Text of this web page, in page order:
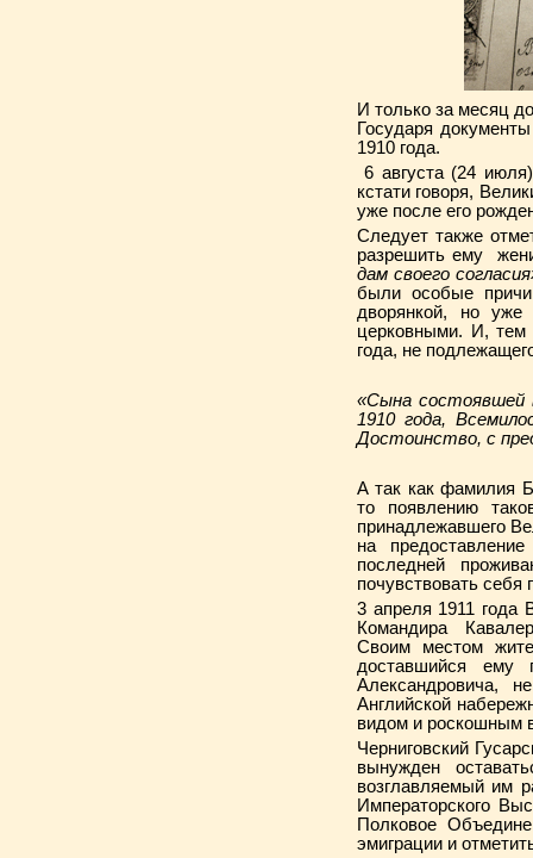
И только за месяц
Государя
1910 года.
6 августа (24
кстати говоря,
уже после его
Следует также
разрешить ему
дам своего
были особые
дворянкой, но
церковными. И, тем
года, не
«Сына состоявшей
1910 года,
Достоинство, с
А так как фамилия
то появлению
принадлежавшего
на
последней
почувствовать себя
3 апреля 1911 года
Командира
Своим местом
доставшийся ему
Александровича,
Английской
видом и роскошным
Черниговский
вынужден
возглавляемый им
Императорского
Полковое
эмиграции и